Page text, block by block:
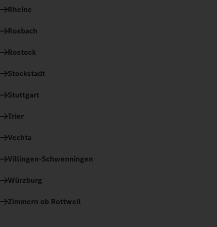
Rheine
Rosbach
Rostock
Stockstadt
Stuttgart
Trier
Vechta
Villingen-Schwenningen
Würzburg
Zimmern ob Rottweil